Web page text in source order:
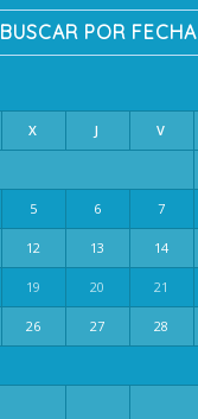
BUSCAR POR FECHA
X J V
5 6 7
12 13 14
19 20 21
26 27 28